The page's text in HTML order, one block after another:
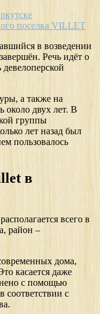
поселка VILLET
в возведении
Речь идёт о
а также на
около двух лет. В
группы
лет назад был
пользовалось
в
всего в
район –
дома,
касается даже
с помощью
с